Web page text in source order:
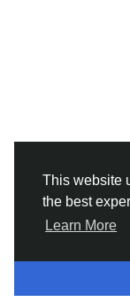
This website
the best
Learn More